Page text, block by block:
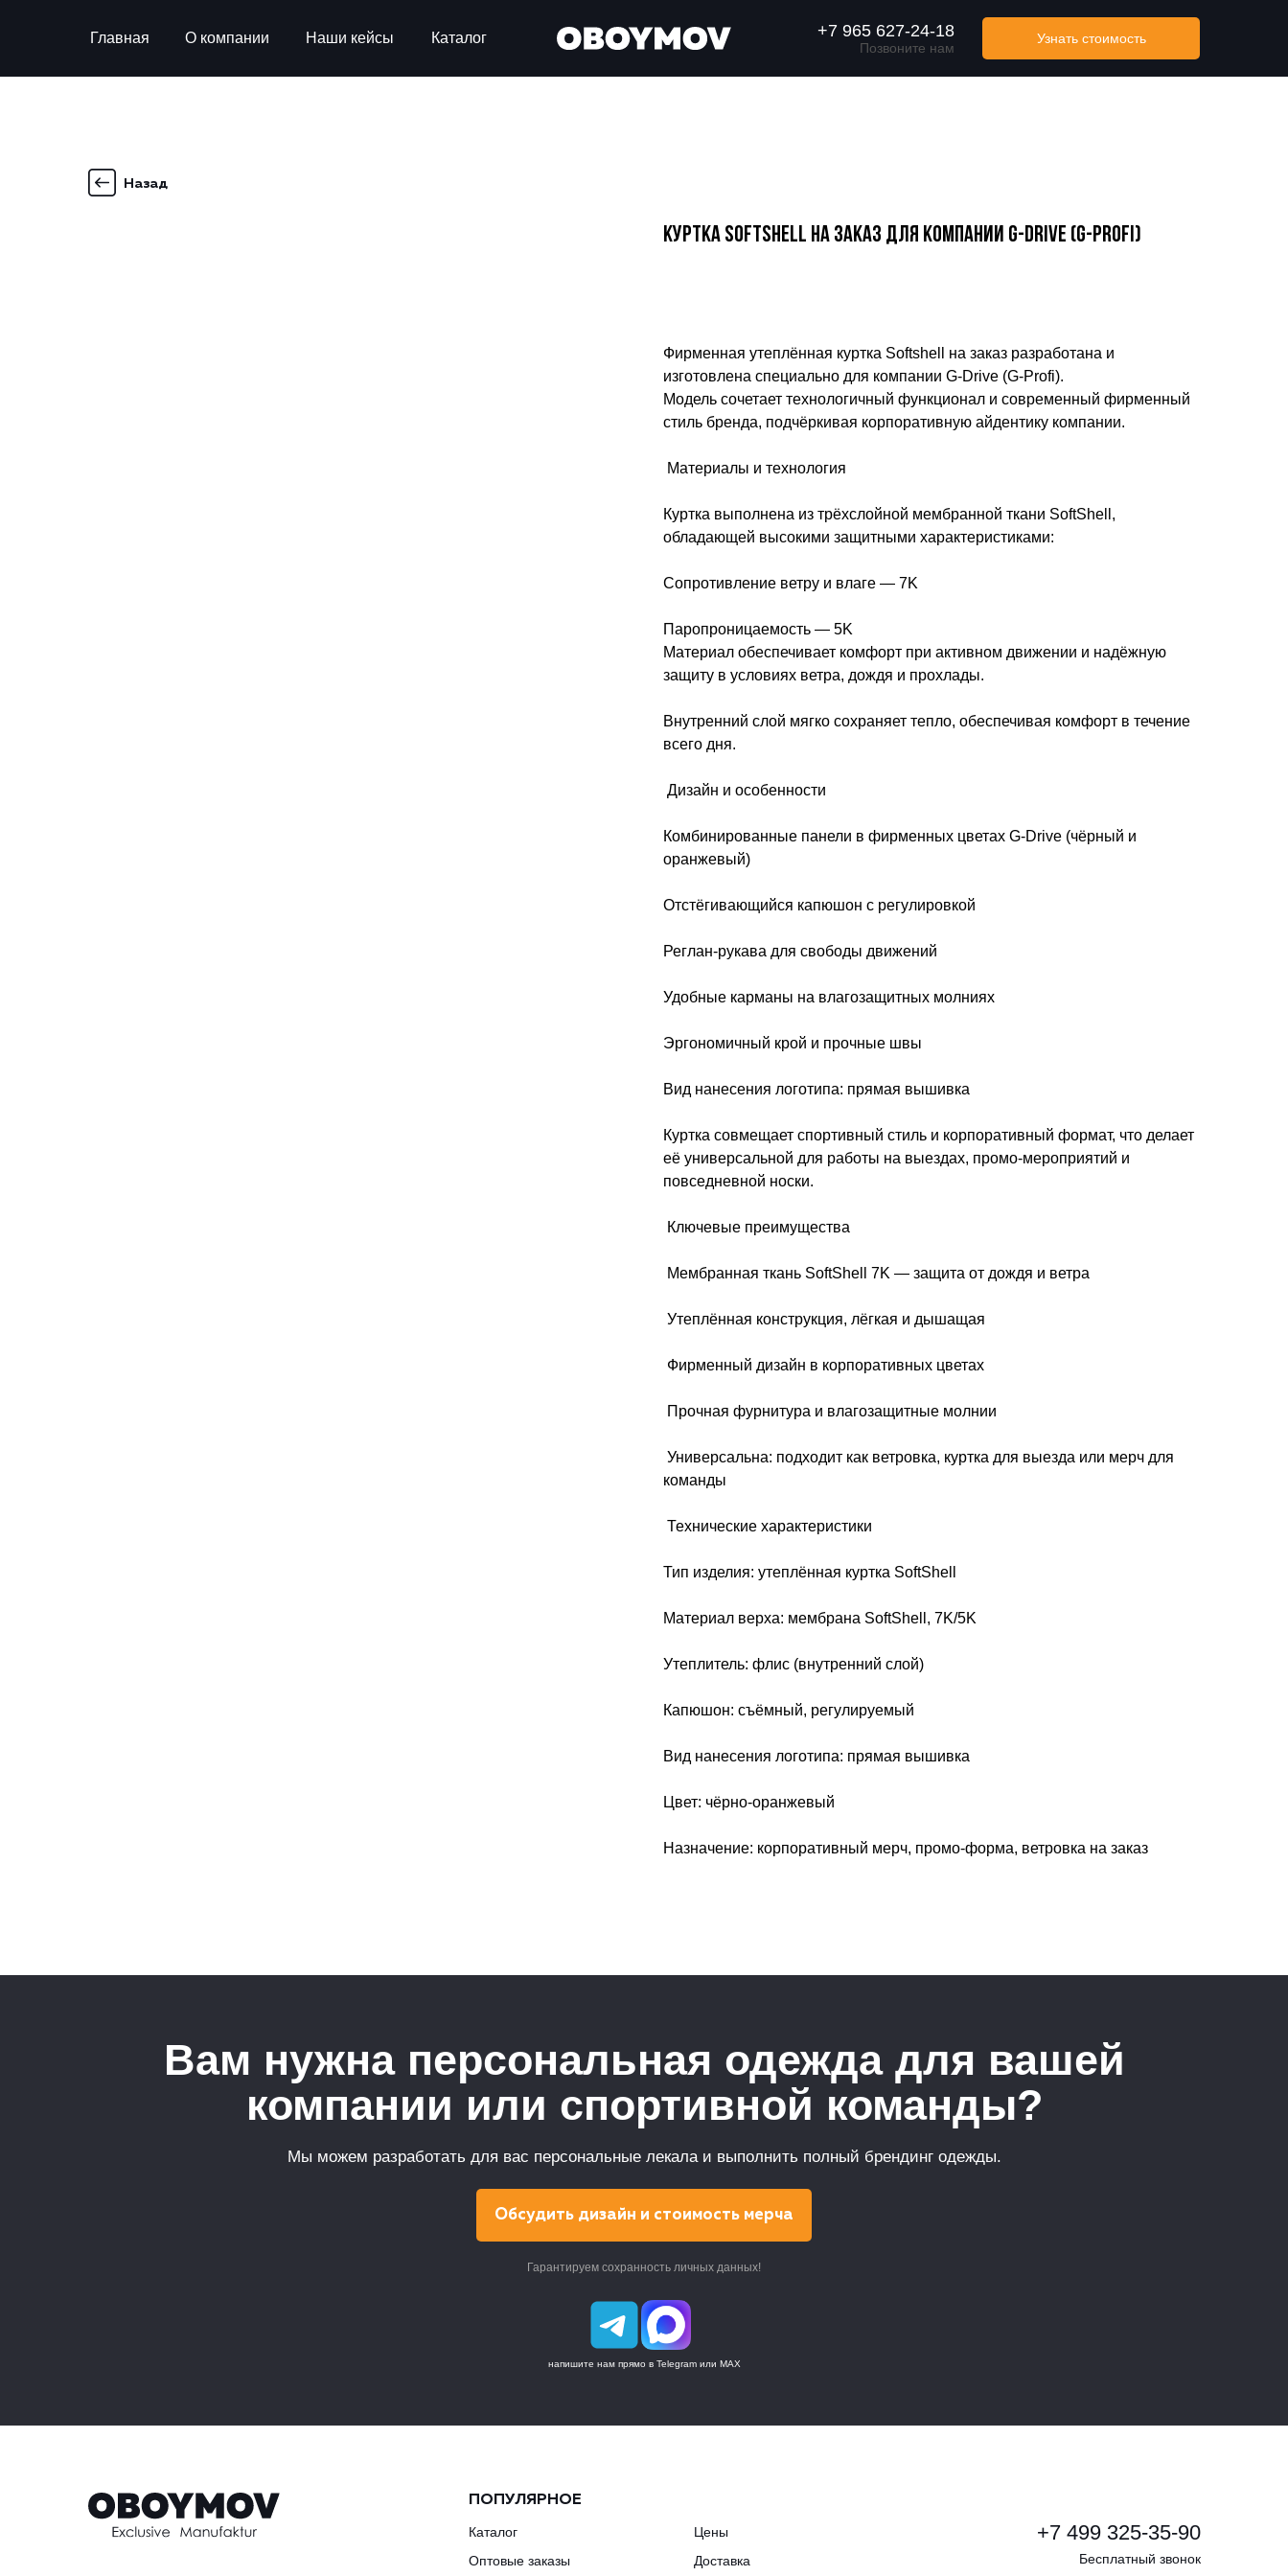
Узнать стоимость
Главная О компании Наши кейсы Каталог
Позвоните нам
+7 965 627-24-18
Назад
Куртка Softshell на заказ для компании G-Drive (G-Profi)
Фирменная утеплённая куртка Softshell на заказ разработана и
изготовлена специально для компании G-Drive (G-Profi).
Модель сочетает технологичный функционал и современный фирменный
стиль бренда, подчёркивая корпоративную айдентику компании.
Материалы и технология
Куртка выполнена из трёхслойной мембранной ткани SoftShell,
обладающей высокими защитными характеристиками:
Сопротивление ветру и влаге — 7K
Паропроницаемость — 5K
Материал обеспечивает комфорт при активном движении и надёжную
защиту в условиях ветра, дождя и прохлады.
Внутренний слой мягко сохраняет тепло, обеспечивая комфорт в течение
всего дня.
Дизайн и особенности
Комбинированные панели в фирменных цветах G-Drive (чёрный и
оранжевый)
Отстёгивающийся капюшон с регулировкой
Реглан-рукава для свободы движений
Удобные карманы на влагозащитных молниях
Эргономичный крой и прочные швы
Вид нанесения логотипа: прямая вышивка
Куртка совмещает спортивный стиль и корпоративный формат, что делает
её универсальной для работы на выездах, промо-мероприятий и
повседневной носки.
Ключевые преимущества
Мембранная ткань SoftShell 7K — защита от дождя и ветра
Утеплённая конструкция, лёгкая и дышащая
Фирменный дизайн в корпоративных цветах
Прочная фурнитура и влагозащитные молнии
Универсальна: подходит как ветровка, куртка для выезда или мерч для
команды
Технические характеристики
Тип изделия: утеплённая куртка SoftShell
Материал верха: мембрана SoftShell, 7K/5K
Утеплитель: флис (внутренний слой)
Капюшон: съёмный, регулируемый
Вид нанесения логотипа: прямая вышивка
Цвет: чёрно-оранжевый
Назначение: корпоративный мерч, промо-форма, ветровка на заказ
Вам нужна персональная одежда для вашей
компании или спортивной команды?
Мы можем разработать для вас персональные лекала и выполнить полный брендинг одежды.
Гарантируем сохранность личных данных!
напишите нам прямо в Telegram или MAX
Обсудить дизайн и стоимость мерча
ПОПУЛЯРНОЕ
Каталог
Оптовые заказы
+7 499 325-35-90
Бесплатный звонок
Цены
Доставка